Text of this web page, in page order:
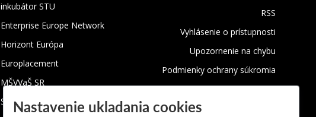
inkubátor STU
Enterprise Europe Network
Horizont Európa
Europlacement
MŠVVaŠ SR
SRK
RSS
Vyhlásenie o prístupnosti
Upozornenie na chybu
Podmienky ochrany súkromia
Využívanie cookies
Oznamovanie protispoločenskej
Nastavenie ukladania cookies